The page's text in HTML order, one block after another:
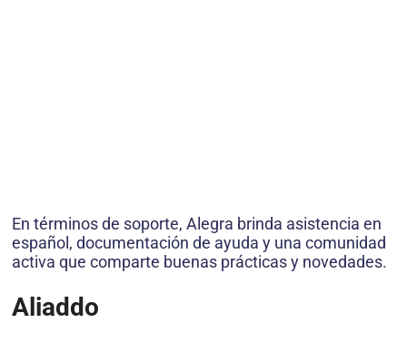
En términos de soporte, Alegra brinda asistencia en
español, documentación de ayuda y una comunidad
activa que comparte buenas prácticas y novedades.
Aliaddo